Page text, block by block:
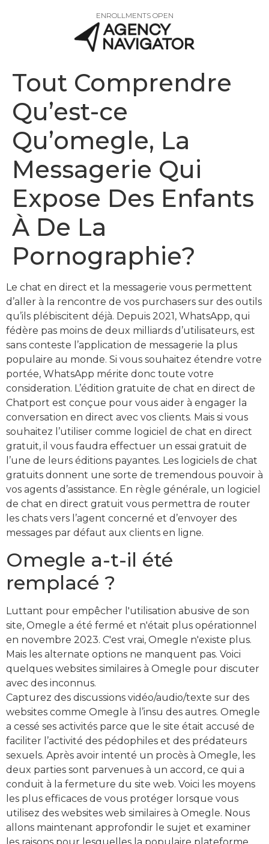
ENROLLMENTS OPEN
Tout Comprendre
Qu’est-ce
Qu’omegle, La
Messagerie Qui
Expose Des Enfants
À De La
Pornographie?
Le chat en direct et la messagerie vous permettent
d’aller à la rencontre de vos purchasers sur des outils
qu’ils plébiscitent déjà. Depuis 2021, WhatsApp, qui
fédère pas moins de deux milliards d’utilisateurs, est
sans conteste l’application de messagerie la plus
populaire au monde. Si vous souhaitez étendre votre
portée, WhatsApp mérite donc toute votre
consideration. L’édition gratuite de chat en direct de
Chatport est conçue pour vous aider à engager la
conversation en direct avec vos clients. Mais si vous
souhaitez l’utiliser comme logiciel de chat en direct
gratuit, il vous faudra effectuer un essai gratuit de
l’une de leurs éditions payantes. Les logiciels de chat
gratuits donnent une sorte de tremendous pouvoir à
vos agents d’assistance. En règle générale, un logiciel
de chat en direct gratuit vous permettra de router
les chats vers l’agent concerné et d’envoyer des
messages par défaut aux clients en ligne.
Omegle a-t-il été
remplacé ?
Luttant pour empêcher l'utilisation abusive de son
site, Omegle a été fermé et n'était plus opérationnel
en novembre 2023. C'est vrai, Omegle n'existe plus.
Mais les alternate options ne manquent pas. Voici
quelques websites similaires à Omegle pour discuter
avec des inconnus.
Capturez des discussions vidéo/audio/texte sur des
websites comme Omegle à l’insu des autres. Omegle
a cessé ses activités parce que le site était accusé de
faciliter l’activité des pédophiles et des prédateurs
sexuels. Après avoir intenté un procès à Omegle, les
deux parties sont parvenues à un accord, ce qui a
conduit à la fermeture du site web. Voici les moyens
les plus efficaces de vous protéger lorsque vous
utilisez des websites web similaires à Omegle. Nous
allons maintenant approfondir le sujet et examiner